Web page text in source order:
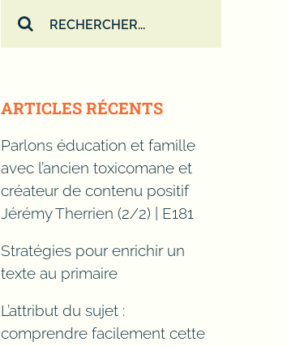
ARTICLES RÉCENTS
Parlons éducation et famille
avec l’ancien toxicomane et
créateur de contenu positif
Jérémy Therrien (2/2) | E181
Stratégies pour enrichir un
texte au primaire
L’attribut du sujet :
comprendre facilement cette